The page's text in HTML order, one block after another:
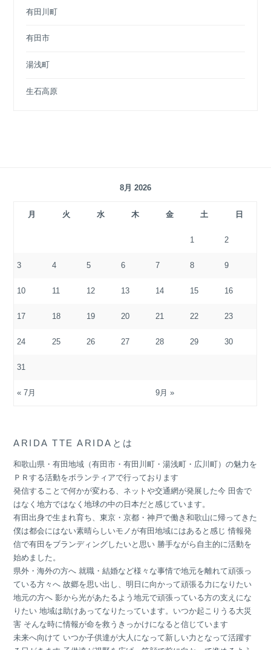
有田川町
有田市
湯浅町
生石高原
8月 2026
月 火 水 木 金 土 日
1 2
3 4 5 6 7 8 9
10 11 12 13 14 15 16
17 18 19 20 21 22 23
24 25 26 27 28 29 30
31
« 7月 9月 »
ARIDA TTE ARIDAとは
和歌山県・有田地域（有田市・有田川町・湯浅町・広川町）の魅力を
ＰＲする活動をボランティアで行っております
発信することで何かが変わる、ネットや交通網が発展した今 田舎で
はなく地方ではなく地球の中の日本だと感じています。
有田出身で生まれ育ち、東京・京都・神戸で働き和歌山に帰ってきた
僕は都会にはない素晴らしいモノが有田地域にはあると感じ 情報発
信で有田をブランディングしたいと思い 勝手ながら自主的に活動を
始めました。
県外・海外の方へ 就職・結婚など様々な事情で地元を離れて頑張っ
ている方々へ 故郷を思い出し、明日に向かって頑張る力になりたい
地元の方へ 影から光があたるよう地元で頑張っている方の支えにな
りたい 地域は助けあってなりたっています。いつか起こりうる大災
害 そんな時に情報が命を救うきっかけになると信じています
未来へ向けて いつか子供達が大人になって新しい力となって活躍す